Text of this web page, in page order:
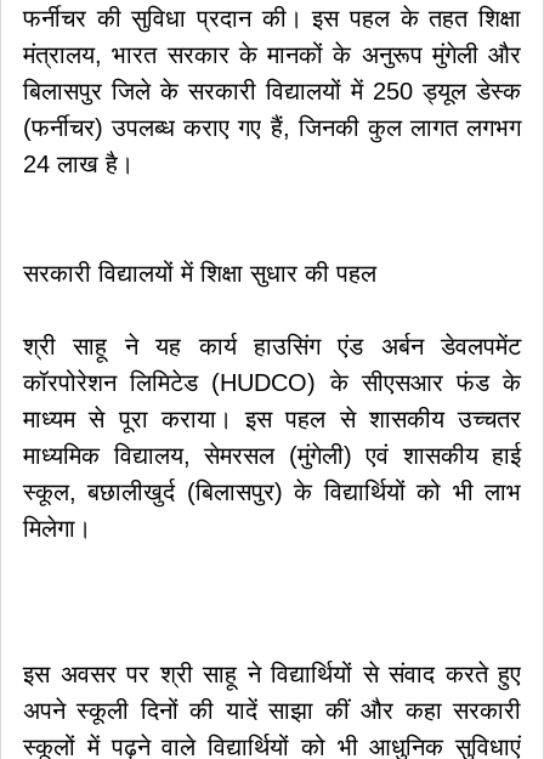
फर्नीचर की सुविधा प्रदान की। इस पहल के तहत शिक्षा
मंत्रालय, भारत सरकार के मानकों के अनुरूप मुंगेली और
बिलासपुर जिले के सरकारी विद्यालयों में 250 ड्यूल डेस्क
(फर्नीचर) उपलब्ध कराए गए हैं, जिनकी कुल लागत लगभग
24 लाख है।
सरकारी विद्यालयों में शिक्षा सुधार की पहल
श्री साहू ने यह कार्य हाउसिंग एंड अर्बन डेवलपमेंट
कॉरपोरेशन लिमिटेड (HUDCO) के सीएसआर फंड के
माध्यम से पूरा कराया। इस पहल से शासकीय उच्चतर
माध्यमिक विद्यालय, सेमरसल (मुंगेली) एवं शासकीय हाई
स्कूल, बछालीखुर्द (बिलासपुर) के विद्यार्थियों को भी लाभ
मिलेगा।
इस अवसर पर श्री साहू ने विद्यार्थियों से संवाद करते हुए
अपने स्कूली दिनों की यादें साझा कीं और कहा सरकारी
स्कूलों में पढ़ने वाले विद्यार्थियों को भी आधुनिक सुविधाएं